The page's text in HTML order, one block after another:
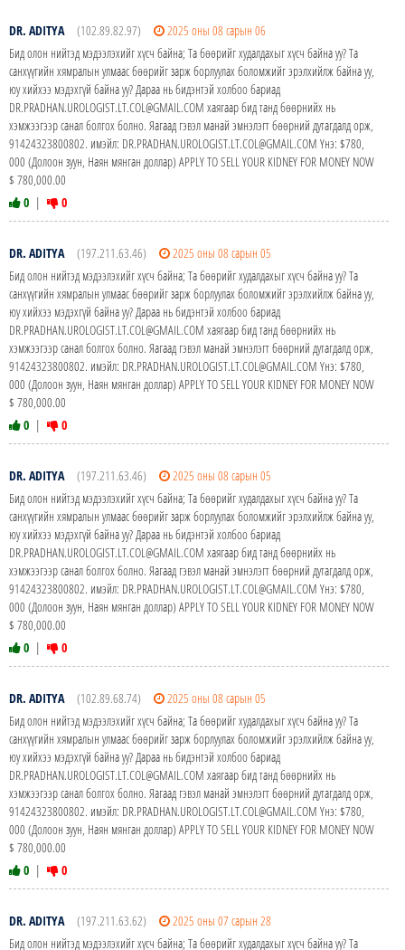
DR. ADITYA (102.89.82.97)
2025 оны 08 сарын 06
Бид олон нийтэд мэдээлэхийг хүсч байна; Та бөөрийг худалдахыг хүсч байна уу? Та
санхүүгийн хямралын улмаас бөөрийг зарж борлуулах боломжийг эрэлхийлж байна уу,
юу хийхээ мэдэхгүй байна уу? Дараа нь бидэнтэй холбоо бариад
DR.PRADHAN.UROLOGIST.LT.COL@GMAIL.COM хаягаар бид танд бөөрнийх нь
хэмжээгээр санал болгох болно. Яагаад гэвэл манай эмнэлэгт бөөрний дутагдалд орж,
91424323800802. имэйл: DR.PRADHAN.UROLOGIST.LT.COL@GMAIL.COM Yнэ: $780,
000 (Долоон зуун, Наян мянган доллар) APPLY TO SELL YOUR KIDNEY FOR MONEY NOW
$ 780,000.00
0 | 0
DR. ADITYA (197.211.63.46)
2025 оны 08 сарын 05
Бид олон нийтэд мэдээлэхийг хүсч байна; Та бөөрийг худалдахыг хүсч байна уу? Та
санхүүгийн хямралын улмаас бөөрийг зарж борлуулах боломжийг эрэлхийлж байна уу,
юу хийхээ мэдэхгүй байна уу? Дараа нь бидэнтэй холбоо бариад
DR.PRADHAN.UROLOGIST.LT.COL@GMAIL.COM хаягаар бид танд бөөрнийх нь
хэмжээгээр санал болгох болно. Яагаад гэвэл манай эмнэлэгт бөөрний дутагдалд орж,
91424323800802. имэйл: DR.PRADHAN.UROLOGIST.LT.COL@GMAIL.COM Yнэ: $780,
000 (Долоон зуун, Наян мянган доллар) APPLY TO SELL YOUR KIDNEY FOR MONEY NOW
$ 780,000.00
0 | 0
DR. ADITYA (197.211.63.46)
2025 оны 08 сарын 05
Бид олон нийтэд мэдээлэхийг хүсч байна; Та бөөрийг худалдахыг хүсч байна уу? Та
санхүүгийн хямралын улмаас бөөрийг зарж борлуулах боломжийг эрэлхийлж байна уу,
юу хийхээ мэдэхгүй байна уу? Дараа нь бидэнтэй холбоо бариад
DR.PRADHAN.UROLOGIST.LT.COL@GMAIL.COM хаягаар бид танд бөөрнийх нь
хэмжээгээр санал болгох болно. Яагаад гэвэл манай эмнэлэгт бөөрний дутагдалд орж,
91424323800802. имэйл: DR.PRADHAN.UROLOGIST.LT.COL@GMAIL.COM Yнэ: $780,
000 (Долоон зуун, Наян мянган доллар) APPLY TO SELL YOUR KIDNEY FOR MONEY NOW
$ 780,000.00
0 | 0
DR. ADITYA (102.89.68.74)
2025 оны 08 сарын 05
Бид олон нийтэд мэдээлэхийг хүсч байна; Та бөөрийг худалдахыг хүсч байна уу? Та
санхүүгийн хямралын улмаас бөөрийг зарж борлуулах боломжийг эрэлхийлж байна уу,
юу хийхээ мэдэхгүй байна уу? Дараа нь бидэнтэй холбоо бариад
DR.PRADHAN.UROLOGIST.LT.COL@GMAIL.COM хаягаар бид танд бөөрнийх нь
хэмжээгээр санал болгох болно. Яагаад гэвэл манай эмнэлэгт бөөрний дутагдалд орж,
91424323800802. имэйл: DR.PRADHAN.UROLOGIST.LT.COL@GMAIL.COM Yнэ: $780,
000 (Долоон зуун, Наян мянган доллар) APPLY TO SELL YOUR KIDNEY FOR MONEY NOW
$ 780,000.00
0 | 0
DR. ADITYA (197.211.63.62)
2025 оны 07 сарын 28
Бид олон нийтэд мэдээлэхийг хүсч байна; Та бөөрийг худалдахыг хүсч байна уу? Та